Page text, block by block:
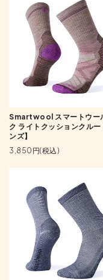
Smartwool スマートウー
ク ライトクッションクルー
ンズ】
3,850円(税込)